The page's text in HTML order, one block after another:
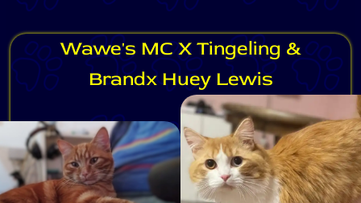
Wawe's MC X Tingeling &
Brandx Huey Lewis